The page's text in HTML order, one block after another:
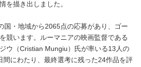
を描き出しました。
国・地域から2065点の応募があり、ゴー
競います。ルーマニアの映画監督である
ウ（Cristian Mungiu）氏が率いる13人の
間にわたり、最終選考に残った24作品を評